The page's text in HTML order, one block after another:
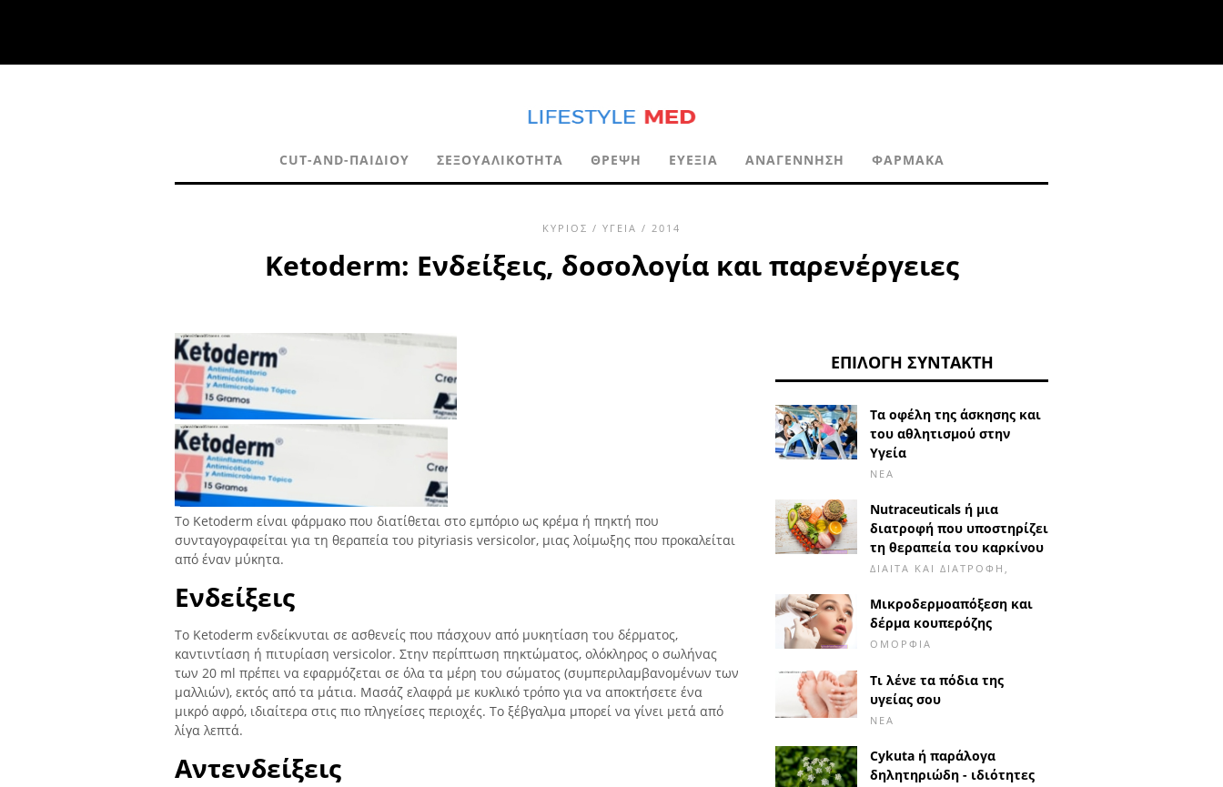
CUT-AND-ΠΑΙΔΙΟΎ ΣΕΞΟΥΑΛΙΚΌΤΗΤΑ ΘΡΈΨΗ ΕΥΕΞΊΑ ΑΝΑΓΈΝΝΗΣΗ ΦΆΡΜΑΚΑ
ΚΎΡΙΟΣ / ΥΓΕΊΑ / 2014
Ketoderm: Ενδείξεις, δοσολογία και παρενέργειες
Το Ketoderm είναι φάρμακο που διατίθεται στο εμπόριο ως κρέμα ή πηκτή που
συνταγογραφείται για τη θεραπεία του pityriasis versicolor, μιας λοίμωξης που προκαλείται
από έναν μύκητα.
Ενδείξεις
Το Ketoderm ενδείκνυται σε ασθενείς που πάσχουν από μυκητίαση του δέρματος,
καντιντίαση ή πιτυρίαση versicolor. Στην περίπτωση πηκτώματος, ολόκληρος ο σωλήνας
των 20 ml πρέπει να εφαρμόζεται σε όλα τα μέρη του σώματος (συμπεριλαμβανομένων των
μαλλιών), εκτός από τα μάτια. Μασάζ ελαφρά με κυκλικό τρόπο για να αποκτήσετε ένα
μικρό αφρό, ιδιαίτερα στις πιο πληγείσες περιοχές. Το ξέβγαλμα μπορεί να γίνει μετά από
λίγα λεπτά.
Αντενδείξεις
ΕΠΙΛΟΓΉ ΣΥΝΤΆΚΤΗ
Τα οφέλη της άσκησης και
του αθλητισμού στην
Υγεία
ΝΈΑ
Nutraceuticals ή μια
διατροφή που υποστηρίζει
τη θεραπεία του καρκίνου
ΔΊΑΙΤΑ ΚΑΙ ΔΙΑΤΡΟΦΉ,
Μικροδερμοαπόξεση και
δέρμα κουπερόζης
ΟΜΟΡΦΙΆ
Τι λένε τα πόδια της
υγείας σου
ΝΈΑ
Cykuta ή παράλογα
δηλητηριώδη - ιδιότητες